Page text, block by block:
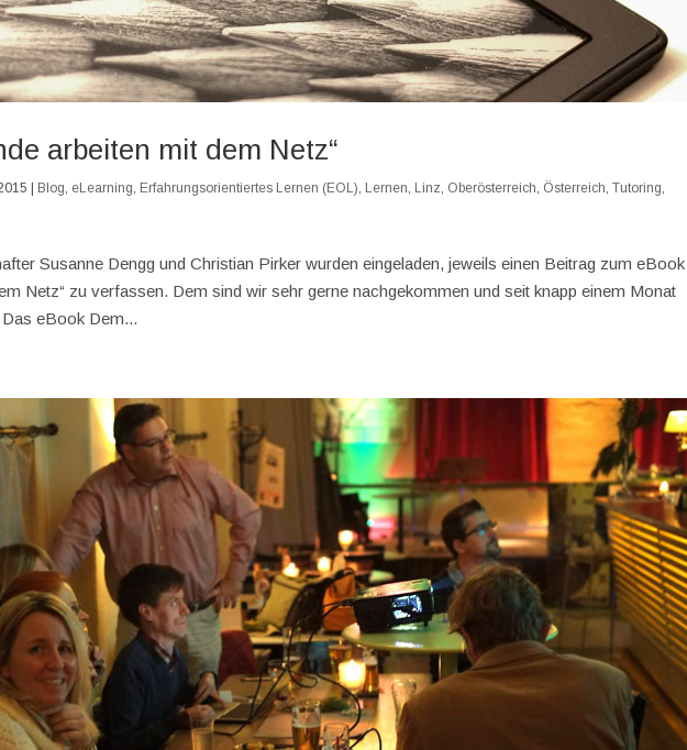
arbeiten mit dem Netz“
| Blog eLearning Erfahrungsorientiertes Lernen (EOL) Lernen Linz Oberösterreich Österreich ,Tutoring
Susanne Dengg und Christian Pirker wurden eingeladen, jeweils einen Beitrag zum eBook
Netz“ zu verfassen. Dem sind wir sehr gerne nachgekommen und seit knapp einem Monat
eBook Dem...